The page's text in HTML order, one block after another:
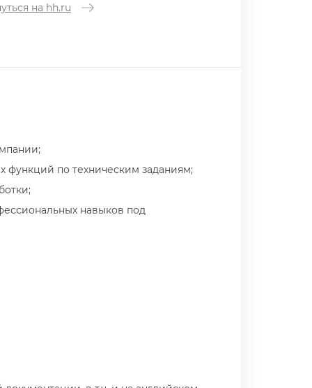
на hh.ru
функций по техническим заданиям;
навыков под